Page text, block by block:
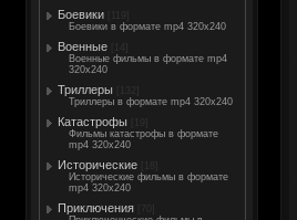
Боевики
Боевики в формате mp4 320x240
Военные
Военные фильмы в формате mp4
320x240
Триллеры
Триллеры в формате mp4 320x240
Катастрофы
Фильмы катастрофы в формате
mp4 320x240
Исторические
Исторические фильмы в формате
mp4 320x240
Приключения